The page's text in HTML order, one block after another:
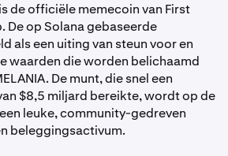
de officiële memecoin van First
De op Solana gebaseerde
als een uiting van steun voor en
waarden die worden belichaamd
De munt, die snel een
$8,5 miljard bereikte, wordt op de
leuke, community-gedreven
beleggingsactivum.